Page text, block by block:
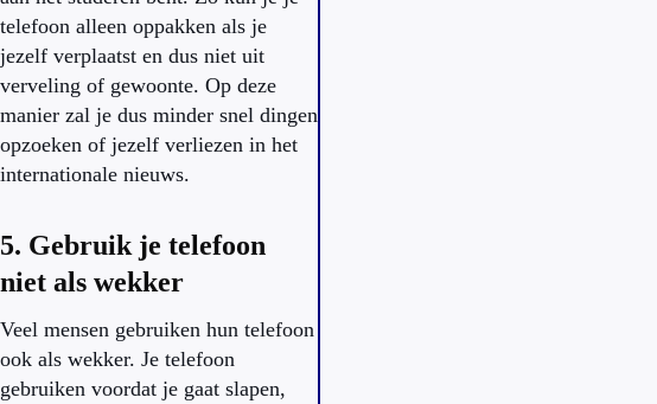
telefoon alleen oppakken als je
jezelf verplaatst en dus niet uit
verveling of gewoonte. Op deze
manier zal je dus minder snel dingen
opzoeken of jezelf verliezen in het
internationale nieuws.
5. Gebruik je telefoon
niet als wekker
Veel mensen gebruiken hun telefoon
ook als wekker. Je telefoon
gebruiken voordat je gaat slapen,